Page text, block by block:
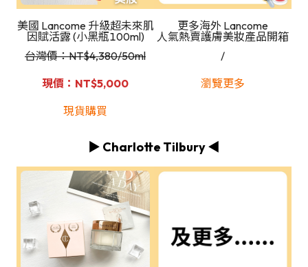
美國 Lancome 升級超未來肌
因賦活露 (小黑瓶100ml)
台灣價：NT$4,380/50ml
現價：NT$5,000
現貨購買
更多海外 Lancome
人氣熱賣護膚美妝產品開箱
/
瀏覽更多
▶️ Charlotte Tilbury ◀️